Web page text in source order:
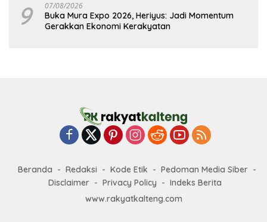
9 07/08/2026
Buka Mura Expo 2026, Heriyus: Jadi Momentum
Gerakkan Ekonomi Kerakyatan
Beranda Redaksi Kode Etik
Pedoman Media Siber
Disclaimer
Privacy Policy
Indeks Berita
www.rakyatkalteng.com